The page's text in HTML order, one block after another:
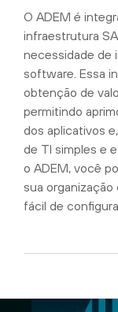
O ADEM é
infraestrutura
necessidade de
software. Essa
obtenção de
permitindo
dos aplicativos
de TI simples e
o ADEM, você
sua
fácil de